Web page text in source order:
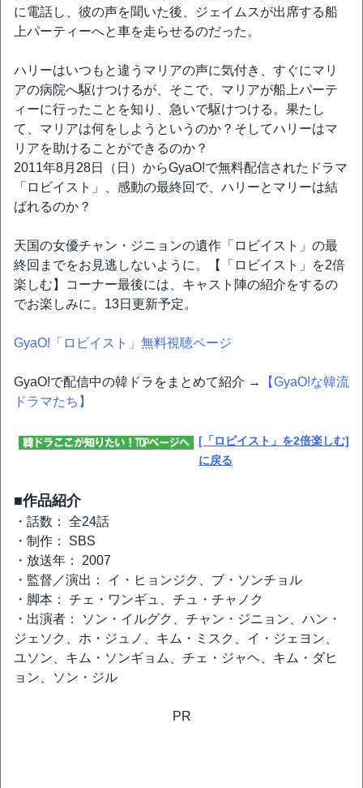
に電話し、彼の声を聞いた後、ジェイムスが出席する船
上パーティーへと車を走らせるのだった。
ハリーはいつもと違うマリアの声に気付き、すぐにマリ
アの病院へ駆けつけるが、そこで、マリアが船上パーテ
ィーに行ったことを知り、急いで駆けつける。果たし
て、マリアは何をしようというのか？そしてハリーはマ
リアを助けることができるのか？
2011年8月28日（日）からGyaO!で無料配信されたドラマ
「ロビイスト」、感動の最終回で、ハリーとマリーは結
ばれるのか？
天国の女優チャン・ジニョンの遺作「ロビイスト」の最
終回までをお見逃しないように。【「ロビイスト」を2倍
楽しむ】コーナー最後には、キャスト陣の紹介をするの
でお楽しみに。13日更新予定。
GyaO!「ロビイスト」無料視聴ページ
GyaO!で配信中の韓ドラをまとめて紹介 →
【GyaO!な韓流
ドラマたち】
[「ロビイスト」を2倍楽しむ]
に戻る
■作品紹介
・話数： 全24話
・制作： SBS
・放送年： 2007
・監督／演出： イ・ヒョンジク、ブ・ソンチョル
・脚本： チェ・ワンギュ、チュ・チャノク
・出演者： ソン・イルグク、チャン・ジニョン、ハン・
ジェソク、ホ・ジュノ、キム・ミスク、イ・ジェヨン、
ユソン、キム・ソンギョム、チェ・ジャヘ、キム・ダヒ
ョン、ソン・ジル
PR